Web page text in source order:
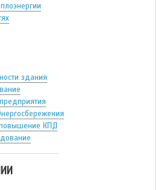
здания
повышение КПД